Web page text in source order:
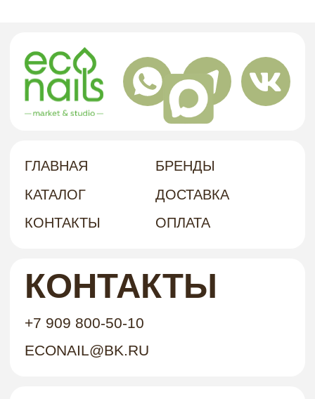
Г. ХАБАРОВСК, УЛ. КУБЯКА, 9, 1 ЭТАЖ
НАШ
АДРЕС
политика в отношении обработки